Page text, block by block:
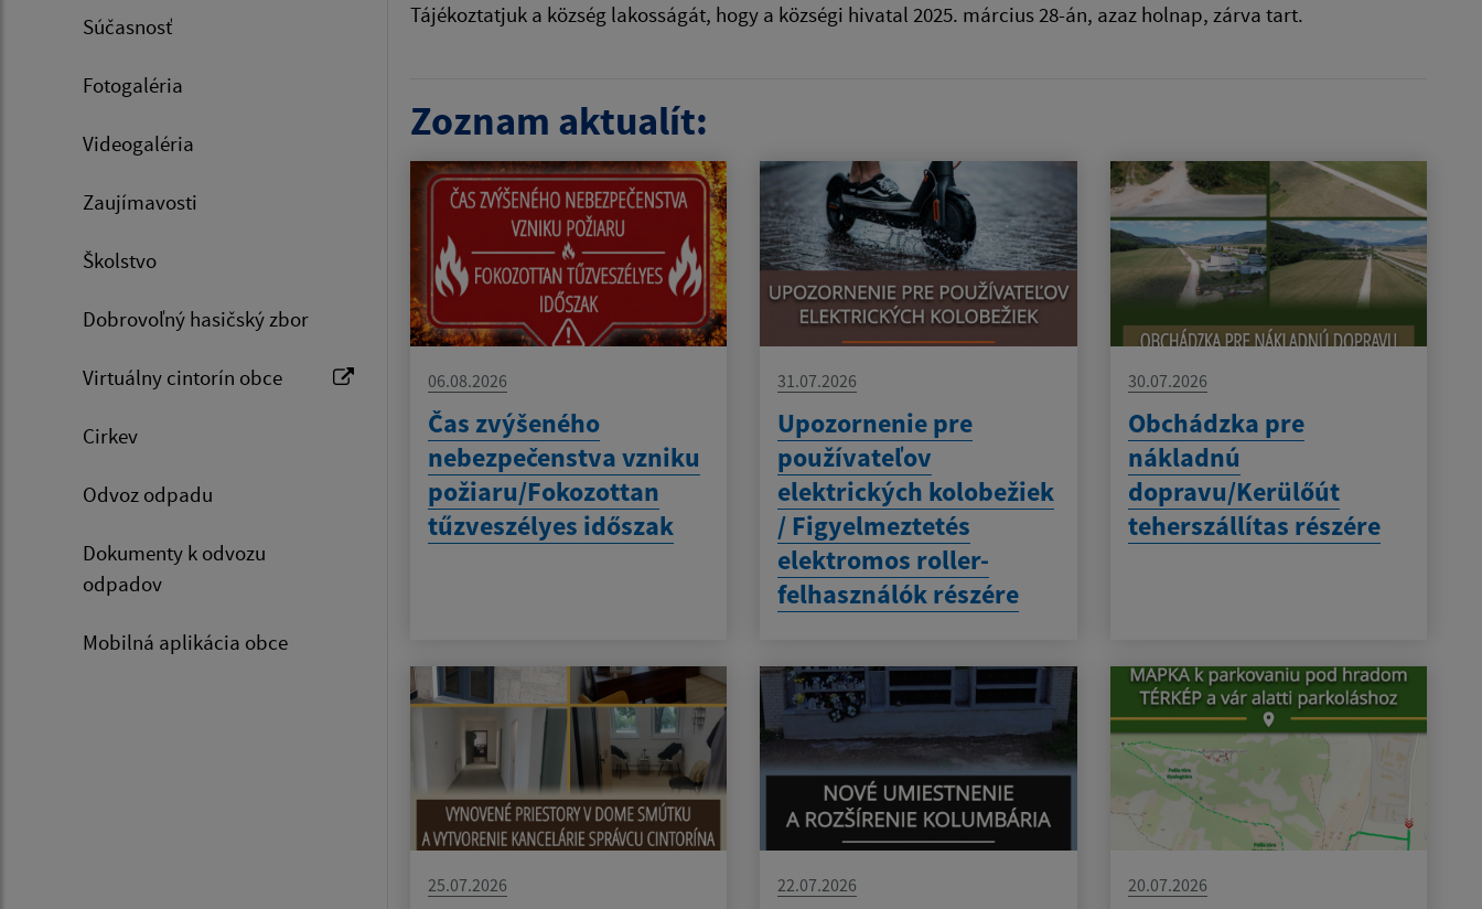
Súčasnosť
Fotogaléria
Videogaléria
Zaujímavosti
Školstvo
Dobrovoľný hasičský zbor
Virtuálny cintorín obce
Cirkev
Odvoz odpadu
Dokumenty k odvozu
odpadov
Mobilná aplikácia obce
Tájékoztatjuk a község lakosságát, hogy a községi hivatal 2025. március 28-án, azaz holnap, zárva tart.
Zoznam aktualít:
06.08.2026
Čas zvýšeného
nebezpečenstva vzniku
požiaru/Fokozottan
tűzveszélyes időszak
31.07.2026
Upozornenie pre
používateľov
elektrických kolobežiek
/ Figyelmeztetés
elektromos roller-
felhasználók részére
30.07.2026
Obchádzka pre
nákladnú
dopravu/Kerülőút
teherszállítas részére
25.07.2026 22.07.2026 20.07.2026